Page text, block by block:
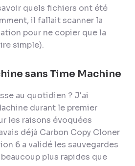
quels fichiers ont été
il fallait scanner la
pour ne copier que la
simple).
sans Time Machine
au quotidien ? J'ai
durant le premier
les raisons évoquées
déjà Carbon Copy Cloner
6 a validé les sauvegardes
plus rapides que